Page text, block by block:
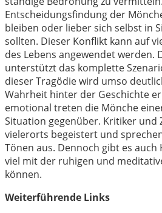
Entscheidungsfindung der
bleiben oder lieber sich selbst in
sollten. Dieser Konflikt kann auf
des Lebens angewendet werden.
unterstützt das komplette
dieser Tragödie wird umso
Wahrheit hinter der Geschichte
emotional treten die Mönche
Situation gegenüber. Kritiker und
vielerorts begeistert und
Tönen aus. Dennoch gibt es
viel mit der ruhigen und
können.
Weiterführende Links